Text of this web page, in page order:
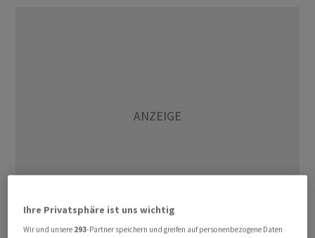
Ihre Privatsphäre ist uns wichtig
Wir und unsere 293-Partner speichern und greifen auf personenbezogene Daten